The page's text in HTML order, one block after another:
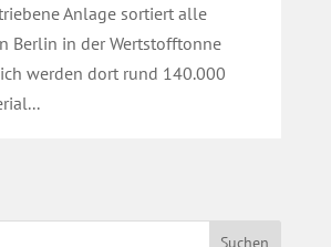
Anlage sortiert alle
Berlin in der Wertstofftonne
werden dort rund 140.000